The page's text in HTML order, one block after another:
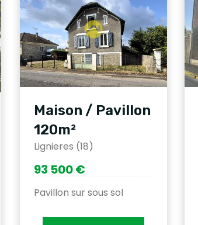
Maison / Pavillon
120m²
Lignieres (18)
93 500 €
Pavillon sur sous sol